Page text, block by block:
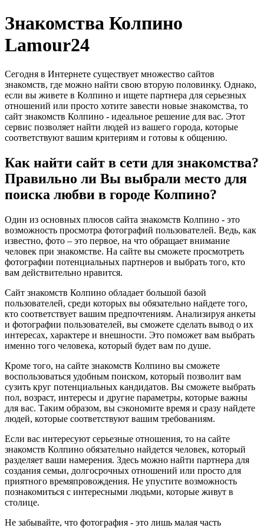
Знакомства Колпино
Lamour24
Сегодня в Интернете существует множество сайтов
знакомств, где можно найти свою вторую половинку. Однако,
если вы живете в Колпино и ищете партнера для серьезных
отношений или просто хотите завести новые знакомства, то
сайт знакомств Колпино - идеальное решение для вас. Этот
сервис позволяет найти людей из вашего города, которые
соответствуют вашим критериям и готовы к общению.
Как найти сайт в сети для знакомства?
Правильно ли Вы выбрали место для
поиска любви в городе Колпино?
Один из основных плюсов сайта знакомств Колпино - это
возможность просмотра фотографий пользователей. Ведь, как
известно, фото – это первое, на что обращает внимание
человек при знакомстве. На сайте вы сможете просмотреть
фотографии потенциальных партнеров и выбрать того, кто
вам действительно нравится.
Сайт знакомств Колпино обладает большой базой
пользователей, среди которых вы обязательно найдете того,
кто соответствует вашим предпочтениям. Анализируя анкеты
и фотографии пользователей, вы сможете сделать вывод о их
интересах, характере и внешности. Это поможет вам выбрать
именно того человека, который будет вам по душе.
Кроме того, на сайте знакомств Колпино вы сможете
воспользоваться удобным поиском, который позволит вам
сузить круг потенциальных кандидатов. Вы сможете выбрать
пол, возраст, интересы и другие параметры, которые важны
для вас. Таким образом, вы сэкономите время и сразу найдете
людей, которые соответствуют вашим требованиям.
Если вас интересуют серьезные отношения, то на сайте
знакомств Колпино обязательно найдется человек, который
разделяет ваши намерения. Здесь можно найти партнера для
создания семьи, долгосрочных отношений или просто для
приятного времяпровождения. Не упустите возможность
познакомиться с интересными людьми, которые живут в
столице.
Не забывайте, что фотография - это лишь малая часть